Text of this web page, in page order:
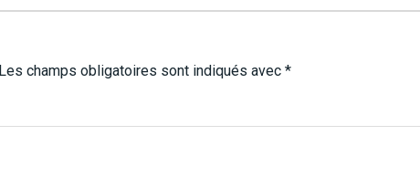
Les champs obligatoires sont indiqués avec *